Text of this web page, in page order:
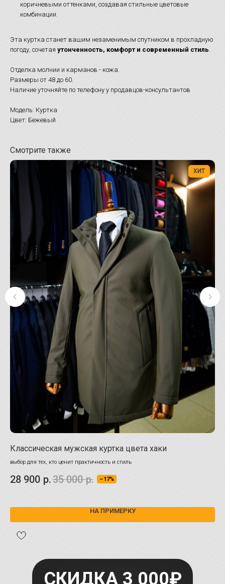
коричневыми оттенками, создавая стильные цветовые
комбинации.
Эта куртка станет вашим незаменимым спутником в прохладную
погоду, сочетая утонченность, комфорт и современный стиль.
Отделка молнии и карманов - кожа.
Размеры от 48 до 60.
Наличие уточняйте по телефону у продавцов-консультантов
Модель: Куртка
Цвет: Бежевый
Смотрите также
ХИТ
Классическая мужская куртка цвета хаки
выбор для тех, кто ценит практичность и стиль
28 900 р.35 000 р. –17%
НА ПРИМЕРКУ
СКИДКА 3 000₽